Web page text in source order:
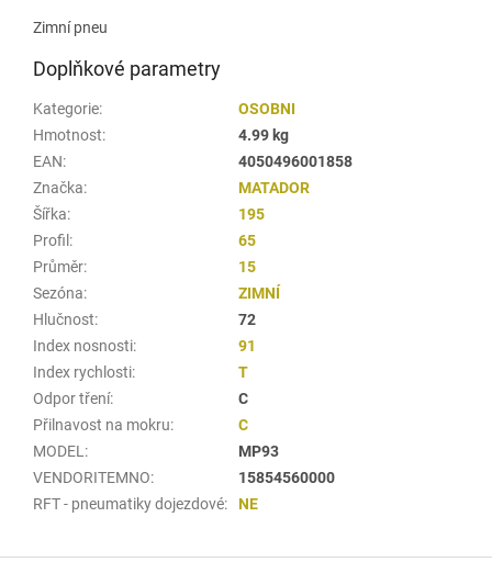
Zimní pneu
Doplňkové parametry
Kategorie:
OSOBNI
Hmotnost:
4.99 kg
EAN:
4050496001858
Značka:
MATADOR
Šířka:
195
Profil :
65
Průměr:
15
Sezóna:
ZIMNÍ
Hlučnost:
72
Index nosnosti:
91
Index rychlosti:
T
Odpor tření:
C
Přilnavost na mokru:
C
MODEL :
MP93
VENDORITEMNO:
15854560000
RFT - pneumatiky dojezdové: NE